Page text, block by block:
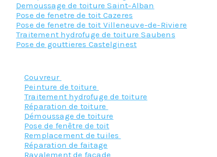
Demoussage de toiture Saint-Alban
Pose de fenetre de toit Cazeres
Pose de fenetre de toit Villeneuve-de-Riviere
Traitement hydrofuge de toiture Saubens
Pose de gouttieres Castelginest
Couvreur
Peinture de toiture
Traitement hydrofuge de toiture
Réparation de toiture
Démoussage de toiture
Pose de fenêtre de toit
Remplacement de tuiles
Réparation de faitage
Ravalement de façade